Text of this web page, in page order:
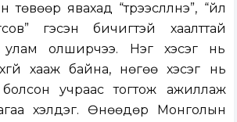
төвөөр явахад “түрээслүүлнэ”, “үйл
гэсэн бичигтэй хаалттай
улам олширчээ. Нэг хэсэг нь
хааж байна, нөгөө хэсэг нь
болсон учраас тогтож ажиллаж
хэлдэг. Өнөөдөр Монголын